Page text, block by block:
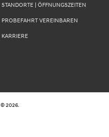
STANDORTE | ÖFFNUNGSZEITEN
PROBEFAHRT VEREINBAREN
KARRIERE
© 2026